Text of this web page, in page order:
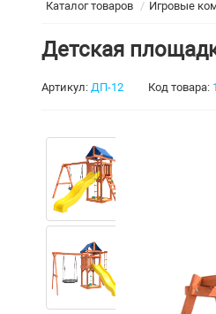
Каталог товаров Игровые
Детская
Артикул: ДП-12 Код товара: